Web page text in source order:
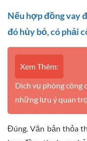
Nếu hợp đồng vay
đó hủy bỏ, có phải
Xem Thêm:
Dịch vụ phòng công
những lưu ý quan
Đúng. Văn bản thỏa